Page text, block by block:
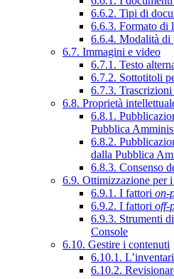
6.6.2. Tipi di
6.6.3. Formato di
6.6.4. Modalità di
6.7. Immagini e video
6.7.1. Testo
6.7.2. Sottotitoli
6.7.3.
6.8. Proprietà
6.8.1.
Pubblica
6.8.2.
dalla Pubblica
6.8.3. Consenso
6.9. Ottimizzazione per
6.9.1. I fattori on-
6.9.2. I fattori off-
6.9.3. Strumenti
Console
6.10. Gestire i contenuti
6.10.1.
6.10.2.